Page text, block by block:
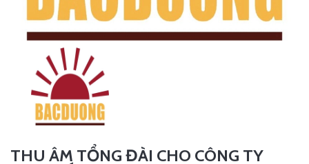
THU ÂM TỔNG ĐÀI CHO CÔNG TY